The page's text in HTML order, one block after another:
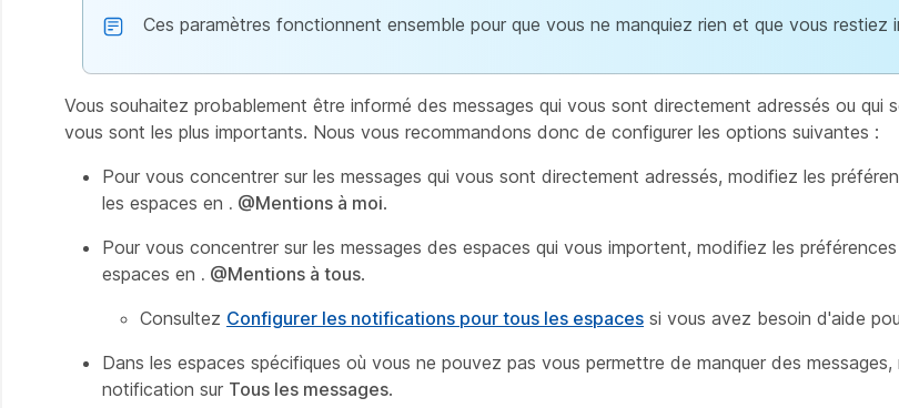
Ces paramètres fonctionnent ensemble pour que vous ne manquiez rien et que vous restiez
Vous souhaitez probablement être informé des messages qui vous sont directement adressés ou qui
vous sont les plus importants. Nous vous recommandons donc de configurer les options suivantes :
Pour vous concentrer sur les messages qui vous sont directement adressés, modifiez les
les espaces en . @Mentions à moi.
Pour vous concentrer sur les messages des espaces qui vous importent, modifiez les
espaces en . @Mentions à tous.
Consultez Configurer les notifications pour tous les espaces si vous avez besoin d'aide
Dans les espaces spécifiques où vous ne pouvez pas vous permettre de manquer des
notification sur Tous les messages.